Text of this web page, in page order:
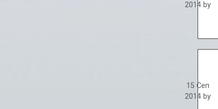
2014 by
15 Сеп
2014 by